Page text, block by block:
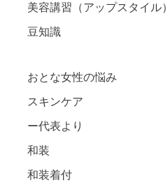
美容講習（アップスタイル）
豆知識
おとな女性の悩み
スキンケア
ー代表より
和装
和装着付